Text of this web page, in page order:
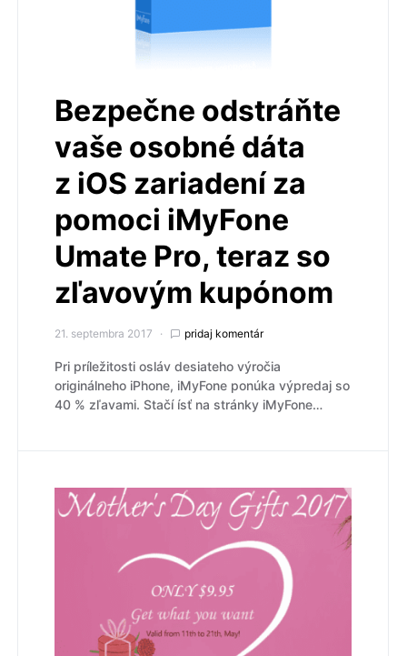
Bezpečne odstráňte
vaše osobné dáta
z iOS zariadení za
pomoci iMyFone
Umate Pro, teraz so
zľavovým kupónom
21. septembra 2017 pridaj komentár
Pri príležitosti osláv desiateho výročia
originálneho iPhone, iMyFone ponúka výpredaj so
40 % zľavami. Stačí ísť na stránky iMyFone…